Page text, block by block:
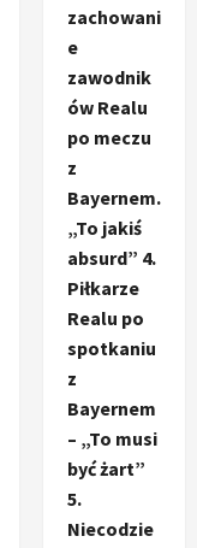
zachowani
e
zawodnik
ów Realu
po meczu
z
Bayernem.
„To jakiś
absurd” 4.
Piłkarze
Realu po
spotkaniu
z
Bayernem
– „To musi
być żart”
5.
Niecodzie